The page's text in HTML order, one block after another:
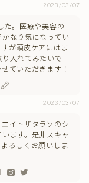
2023/03/07
た。医療や美容の
なり気になってい
が頭皮ケアにはま
入れてみたいで
ていただきます！
2023/03/07
イトザタラソのシ
ます。是非スキャ
ろしくお願いしま